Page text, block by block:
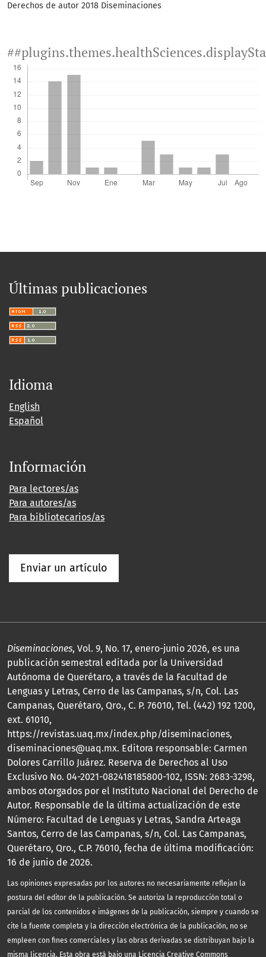
Derechos de autor 2018 Diseminaciones
Últimas publicaciones
Idioma
English
Español
Información
Para lectores/as
Para autores/as
Para bibliotecarios/as
Enviar un artículo
Diseminaciones, Vol. 9, No. 17, enero-junio 2026, es una
publicación semestral editada por la Universidad
Autónoma de Querétaro, a través de la Facultad de
Lenguas y Letras, Cerro de las Campanas, s/n, Col. Las
Campanas, Querétaro, Qro., C. P. 76010, Tel. (442) 192 1200,
ext. 61010,
https://revistas.uaq.mx/index.php/diseminaciones,
diseminaciones@uaq.mx. Editora responsable: Carmen
Dolores Carrillo Juárez. Reserva de Derechos al Uso
Exclusivo No. 04-2021-082418185800-102, ISSN: 2683-3298,
ambos otorgados por el Instituto Nacional del Derecho de
Autor. Responsable de la última actualización de este
Número: Facultad de Lenguas y Letras, Sandra Arteaga
Santos, Cerro de las Campanas, s/n, Col. Las Campanas,
Querétaro, Qro., C.P. 76010, fecha de última modificación:
16 de junio de 2026.
Las opiniones expresadas por los autores no necesariamente reflejan la
postura del editor de la publicación. Se autoriza la reproducción total o
parcial de los contenidos e imágenes de la publicación, siempre y cuando se
cite la fuente completa y la dirección electrónica de la publicación, no se
empleen con fines comerciales y las obras derivadas se distribuyan bajo la
misma licencia. Esta obra está bajo una Licencia Creative Commons